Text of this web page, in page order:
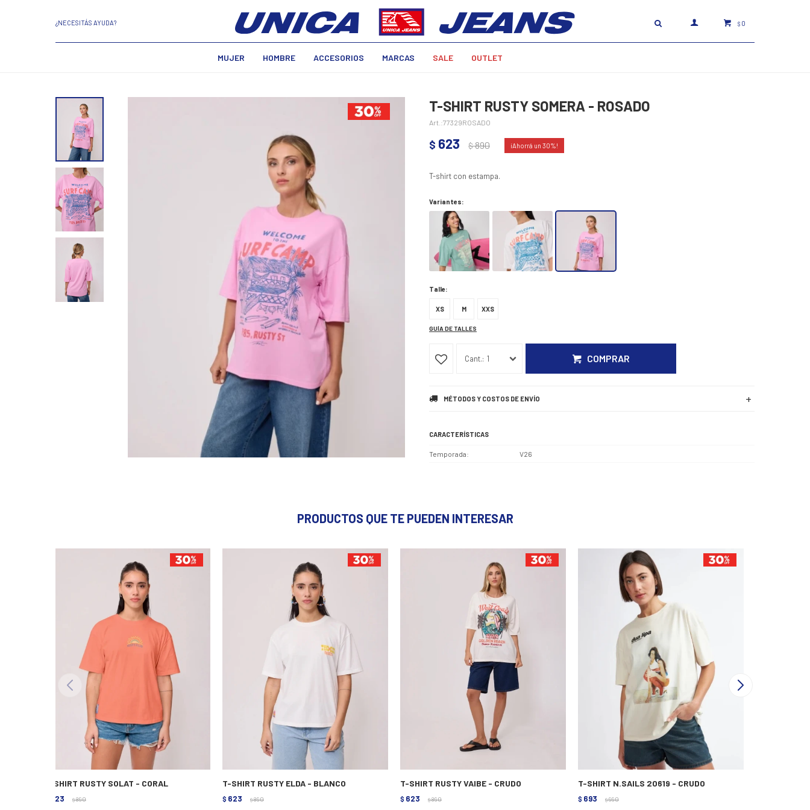
MUJER HOMBRE ACCESORIOS MARCAS SALE OUTLET
$ 0
¿NECESITÁS AYUDA?
T-SHIRT RUSTY SOMERA - ROSADO
77329ROSADO
$ 623 $890 30
T-shirt con estampa.
Variantes:
Talle:
XS M XXS
GUÍA DE TALLES
1 COMPRAR
MÉTODOS Y COSTOS DE ENVÍO
CARACTERÍSTICAS
Temporada V26
PRODUCTOS QUE TE PUEDEN INTERESAR
T-SHIRT RUSTY SOLAT - CORAL
623 $ 890
T-SHIRT RUSTY ELDA - BLANCO
$ 623 $ 890
T-SHIRT RUSTY VAIBE - CRUDO
$ 623 $ 890
T-SHIRT N.SAILS 20619 - CRUDO
$ 693 $ 990